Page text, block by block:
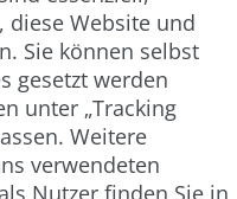
diese Website und
Sie können selbst
gesetzt werden
unter „Tracking
Weitere
verwendeten
Nutzer finden Sie in